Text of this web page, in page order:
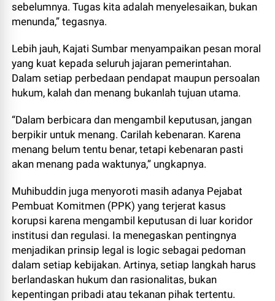
sebelumnya. Tugas kita adalah menyelesaikan, bukan
menunda,” tegasnya.
Lebih jauh, Kajati Sumbar menyampaikan pesan moral
yang kuat kepada seluruh jajaran pemerintahan.
Dalam setiap perbedaan pendapat maupun persoalan
hukum, kalah dan menang bukanlah tujuan utama.
“Dalam berbicara dan mengambil keputusan, jangan
berpikir untuk menang. Carilah kebenaran. Karena
menang belum tentu benar, tetapi kebenaran pasti
akan menang pada waktunya,” ungkapnya.
Muhibuddin juga menyoroti masih adanya Pejabat
Pembuat Komitmen (PPK) yang terjerat kasus
korupsi karena mengambil keputusan di luar koridor
institusi dan regulasi. Ia menegaskan pentingnya
menjadikan prinsip legal is logic sebagai pedoman
dalam setiap kebijakan. Artinya, setiap langkah harus
berlandaskan hukum dan rasionalitas, bukan
kepentingan pribadi atau tekanan pihak tertentu.